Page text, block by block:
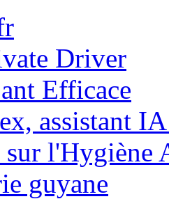
Driver
Efficace
assistant
sur l'Hygiène
guyane